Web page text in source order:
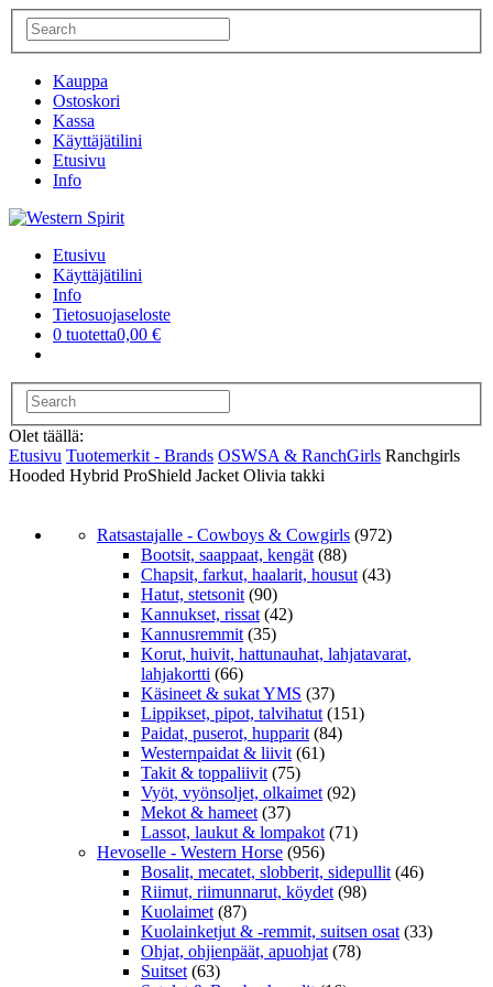
Kauppa
Ostoskori
Kassa
Käyttäjätilini
Etusivu
Info
Etusivu
Käyttäjätilini
Info
Tietosuojaseloste
0 tuotetta0,00 €
Olet täällä:
Etusivu Tuotemerkit - Brands OSWSA & RanchGirls Ranchgirls
Hooded Hybrid ProShield Jacket Olivia takki
Ratsastajalle - Cowboys & Cowgirls (972)
Bootsit, saappaat, kengät (88)
Chapsit, farkut, haalarit, housut (43)
Hatut, stetsonit (90)
Kannukset, rissat (42)
Kannusremmit (35)
Korut, huivit, hattunauhat, lahjatavarat,
lahjakortti (66)
Käsineet & sukat YMS (37)
Lippikset, pipot, talvihatut (151)
Paidat, puserot, hupparit (84)
Westernpaidat & liivit (61)
Takit & toppaliivit (75)
Vyöt, vyönsoljet, olkaimet (92)
Mekot & hameet (37)
Lassot, laukut & lompakot (71)
Hevoselle - Western Horse (956)
Bosalit, mecatet, slobberit, sidepullit (46)
Riimut, riimunnarut, köydet (98)
Kuolaimet (87)
Kuolainketjut & -remmit, suitsen osat (33)
Ohjat, ohjienpäät, apuohjat (78)
Suitset (63)